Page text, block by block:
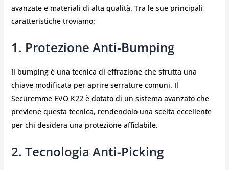
avanzate e materiali di alta qualità. Tra le sue principali
caratteristiche troviamo:
1. Protezione Anti-Bumping
Il bumping è una tecnica di effrazione che sfrutta una
chiave modificata per aprire serrature comuni. Il
Securemme EVO K22 è dotato di un sistema avanzato che
previene questa tecnica, rendendolo una scelta eccellente
per chi desidera una protezione affidabile.
2. Tecnologia Anti-Picking